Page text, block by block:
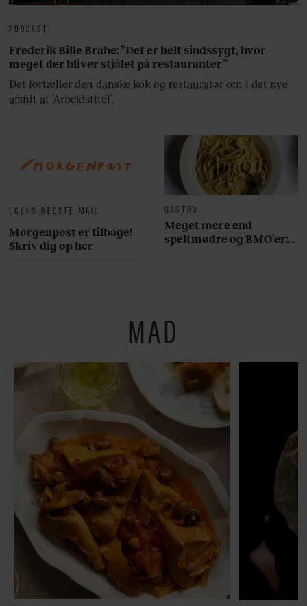
UGENS BEDSTE MAIL
Morgenpost er tilbage!
Skriv dig op her
GASTRO
Meget mere end
speltmødre og BMO’er:
PODCAST
Frederik Bille Brahe: ”Det er helt sindssygt, hvor
meget der bliver stjålet på restauranter”
Det fortæller den danske kok og restauratør om i det nye
afsnit af ’Arbejdstitel’.
MAD